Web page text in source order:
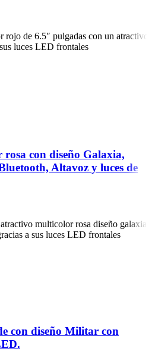
de 6.5″ pulgadas con un atractivo
luces LED frontales
con diseño Galaxia,
Altavoz y luces de
multicolor rosa diseño galaxia
a sus luces LED frontales
con diseño Militar con